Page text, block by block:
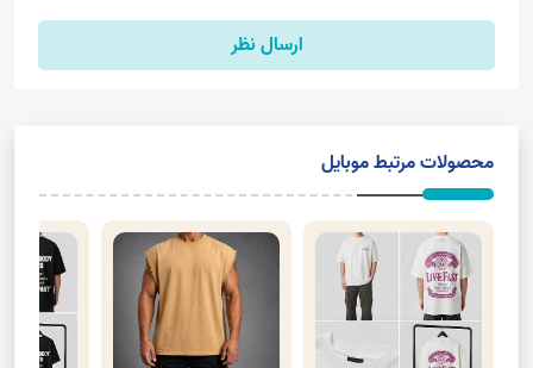
ارسال نظر
محصولات مرتبط موبایل